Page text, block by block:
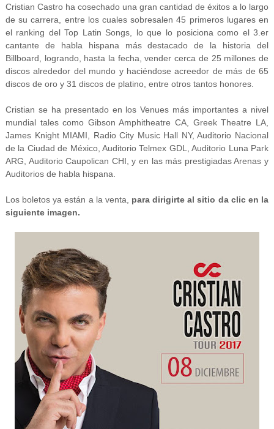
Cristian Castro ha cosechado una gran cantidad de éxitos a lo largo
de su carrera, entre los cuales sobresalen 45 primeros lugares en
el ranking del Top Latin Songs, lo que lo posiciona como el 3.er
cantante de habla hispana más destacado de la historia del
Billboard, logrando, hasta la fecha, vender cerca de 25 millones de
discos alrededor del mundo y haciéndose acreedor de más de 65
discos de oro y 31 discos de platino, entre otros tantos honores.
Cristian se ha presentado en los Venues más importantes a nivel
mundial tales como Gibson Amphitheatre CA, Greek Theatre LA,
James Knight MIAMI, Radio City Music Hall NY, Auditorio Nacional
de la Ciudad de México, Auditorio Telmex GDL, Auditorio Luna Park
ARG, Auditorio Caupolican CHI, y en las más prestigiadas Arenas y
Auditorios de habla hispana.
Los boletos ya están a la venta, para dirigirte al sitio da clic en la
siguiente imagen.